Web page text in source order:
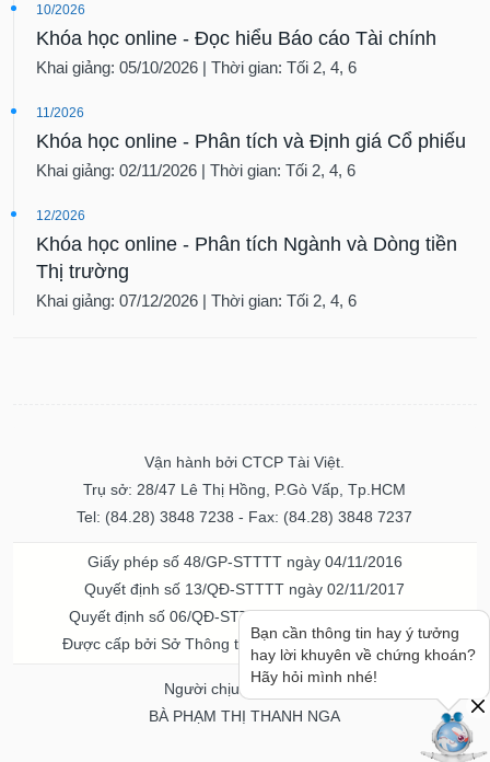
10/2026
Khóa học online - Đọc hiểu Báo cáo Tài chính
Khai giảng: 05/10/2026 | Thời gian: Tối 2, 4, 6
11/2026
Khóa học online - Phân tích và Định giá Cổ phiếu
Khai giảng: 02/11/2026 | Thời gian: Tối 2, 4, 6
12/2026
Khóa học online - Phân tích Ngành và Dòng tiền
Thị trường
Khai giảng: 07/12/2026 | Thời gian: Tối 2, 4, 6
Vận hành bởi CTCP Tài Việt.
Trụ sở: 28/47 Lê Thị Hồng, P.Gò Vấp, Tp.HCM
Tel: (84.28) 3848 7238 - Fax: (84.28) 3848 7237
Giấy phép số 48/GP-STTTT ngày 04/11/2016
Quyết định số 13/QĐ-STTTT ngày 02/11/2017
Quyết định số 06/QĐ-STTTT-ICP ngày 20/07/2023
Được cấp bởi Sở Thông tin và Truyền thông TPHCM
Người chịu trách nhiệm
BÀ PHẠM THỊ THANH NGA
Bạn cần thông tin hay ý tưởng
hay lời khuyên về chứng khoán?
Hãy hỏi mình nhé!